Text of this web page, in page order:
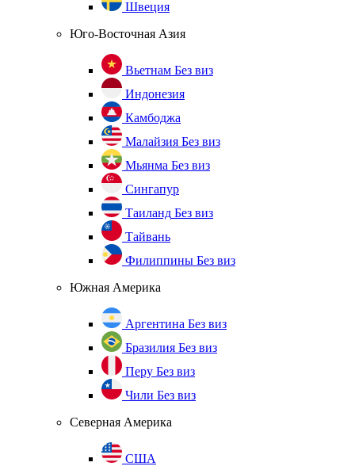
Швеция
Юго-Восточная Азия
Вьетнам Без виз
Индонезия
Камбоджа
Малайзия Без виз
Мьянма Без виз
Сингапур
Таиланд Без виз
Тайвань
Филиппины Без виз
Южная Америка
Аргентина Без виз
Бразилия Без виз
Перу Без виз
Чили Без виз
Северная Америка
США